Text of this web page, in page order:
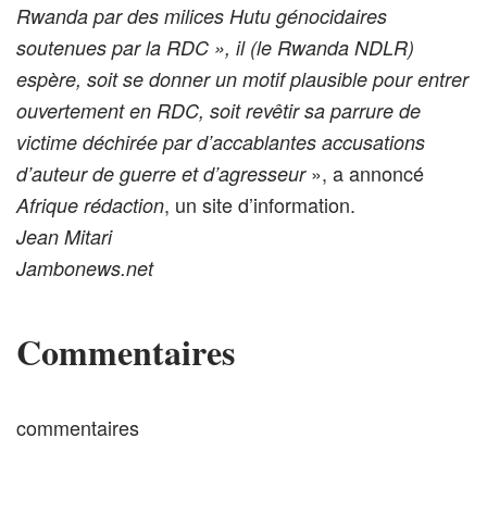
Rwanda par des milices Hutu génocidaires
soutenues par la RDC », il (le Rwanda NDLR)
espère, soit se donner un motif plausible pour entrer
ouvertement en RDC, soit revêtir sa parrure de
victime déchirée par d’accablantes accusations
d’auteur de guerre et d’agresseur», a annoncé
Afrique rédaction, un site d’information.
Jean Mitari
Jambonews.net
Commentaires
commentaires